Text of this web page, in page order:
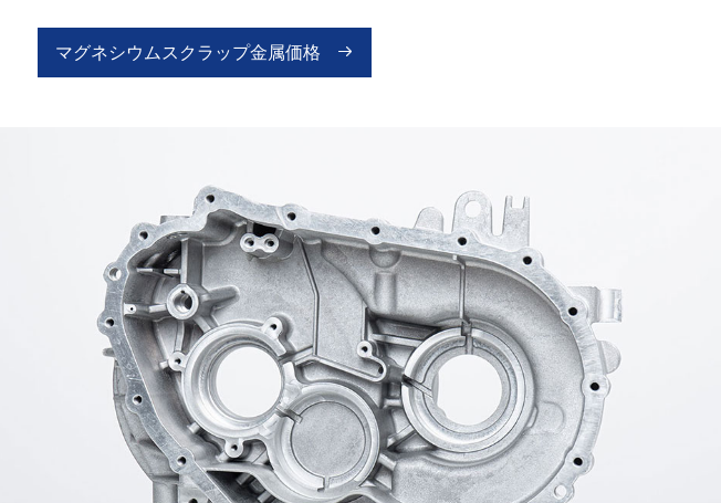
マグネシウムスクラップ金属価格 